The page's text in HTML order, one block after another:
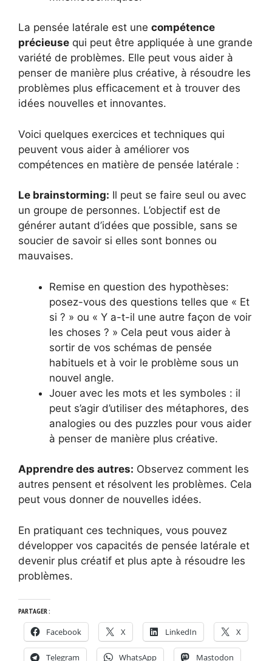
La pensée latérale est une compétence
précieuse qui peut être appliquée à une grande
variété de problèmes. Elle peut vous aider à
penser de manière plus créative, à résoudre les
problèmes plus efficacement et à trouver des
idées nouvelles et innovantes.
Voici quelques exercices et techniques qui
peuvent vous aider à améliorer vos
compétences en matière de pensée latérale :
Le brainstorming: Il peut se faire seul ou avec
un groupe de personnes. L’objectif est de
générer autant d’idées que possible, sans se
soucier de savoir si elles sont bonnes ou
mauvaises.
Remise en question des hypothèses:
posez-vous des questions telles que « Et
si ? » ou « Y a-t-il une autre façon de voir
les choses ? » Cela peut vous aider à
sortir de vos schémas de pensée
habituels et à voir le problème sous un
nouvel angle.
Jouer avec les mots et les symboles : il
peut s’agir d’utiliser des métaphores, des
analogies ou des puzzles pour vous aider
à penser de manière plus créative.
Apprendre des autres: Observez comment les
autres pensent et résolvent les problèmes. Cela
peut vous donner de nouvelles idées.
En pratiquant ces techniques, vous pouvez
développer vos capacités de pensée latérale et
devenir plus créatif et plus apte à résoudre les
problèmes.
PARTAGER :
Facebook X LinkedIn X
Telegram WhatsApp Mastodon